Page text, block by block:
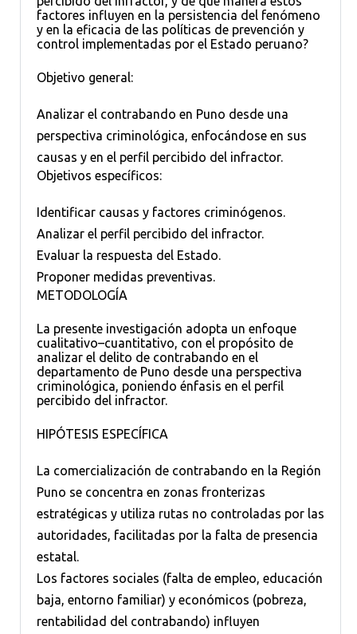
factores influyen en la persistencia del fenómeno
y en la eficacia de las políticas de prevención y
control implementadas por el Estado peruano?
Objetivo general:
Analizar el contrabando en Puno desde una
perspectiva criminológica, enfocándose en sus
causas y en el perfil percibido del infractor.
Objetivos específicos:
Identificar causas y factores criminógenos.
Analizar el perfil percibido del infractor.
Evaluar la respuesta del Estado.
Proponer medidas preventivas.
METODOLOGÍA
La presente investigación adopta un enfoque
cualitativo–cuantitativo, con el propósito de
analizar el delito de contrabando en el
departamento de Puno desde una perspectiva
criminológica, poniendo énfasis en el perfil
percibido del infractor.
HIPÓTESIS ESPECÍFICA
La comercialización de contrabando en la Región
Puno se concentra en zonas fronterizas
estratégicas y utiliza rutas no controladas por las
autoridades, facilitadas por la falta de presencia
estatal.
Los factores sociales (falta de empleo, educación
baja, entorno familiar) y económicos (pobreza,
rentabilidad del contrabando) influyen